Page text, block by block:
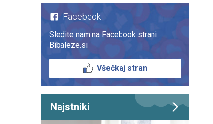
Facebook
Sledite nam na Facebook strani
Bibaleze.si
Všečkaj stran
Najstniki